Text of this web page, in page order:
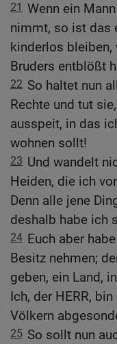
21 Wenn ein
nimmt, so ist das
kinderlos bleiben,
Bruders entblößt
22 So haltet nun
Rechte und tut
ausspeit, in das
wohnen sollt!
23 Und wandelt
Heiden, die ich
Denn alle jene
deshalb habe ich
24 Euch aber
Besitz nehmen;
geben, ein Land,
Ich, der HERR,
Völkern
25 So sollt nun